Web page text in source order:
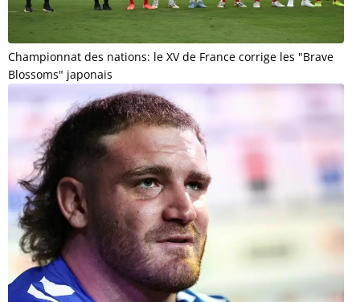
Championnat des nations: le XV de France corrige les "Brave
Blossoms" japonais